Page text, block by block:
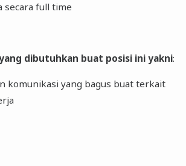
secara full time
dibutuhkan buat posisi ini yakni:
komunikasi yang bagus buat terkait